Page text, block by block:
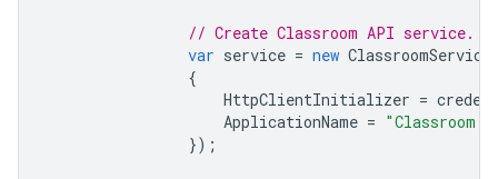
// Create Classroom API service.
var service = new ClassroomService
{
HttpClientInitializer =
ApplicationName = "Classroom
});